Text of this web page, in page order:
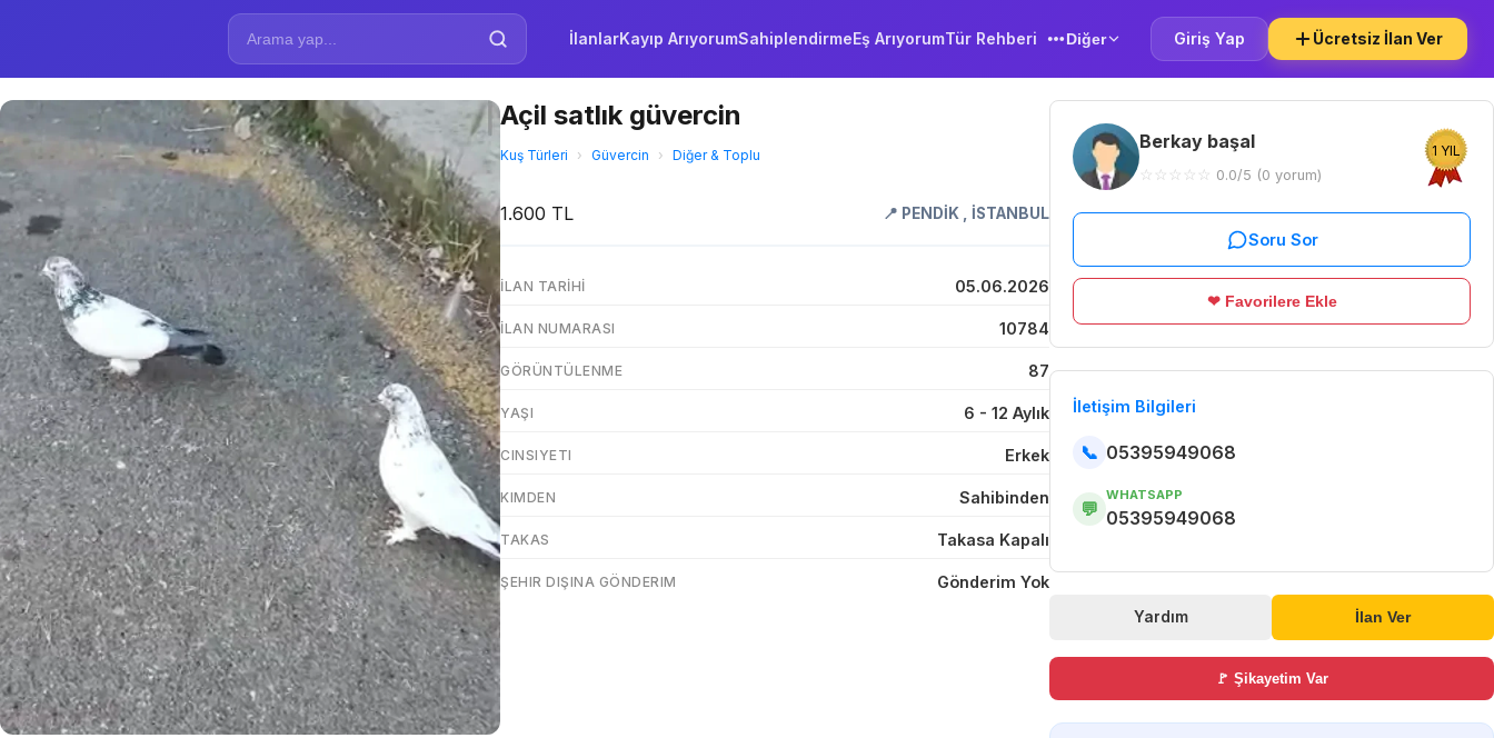
İlanlarKayıp ArıyorumSahiplendirmeEş ArıyorumTür Rehberi Diğer Giriş Yap Ücretsiz İlan Ver
Açil satlık güvercin
Kuş Türleri › Güvercin › Diğer & Toplu
1.600 TL 📍 PENDİK İSTANBUL
İLAN TARIHI 05.06.2026
İLAN NUMARASI 10784
GÖRÜNTÜLENME 87
YAŞI 6 - 12 Aylık
CINSIYETI Erkek
KIMDEN Sahibinden
TAKAS Takasa Kapalı
ŞEHIR DIŞINA GÖNDERIM Gönderim Yok
Berkay başal
☆ ☆ ☆ ☆ ☆ 0.0/5 (0 yorum)
1 YIL
Soru Sor
❤ Favorilere Ekle
İletişim Bilgileri
📞 05395949068
💬
WHATSAPP
05395949068
Yardım İlan Ver
🚩 Şikayetim Var